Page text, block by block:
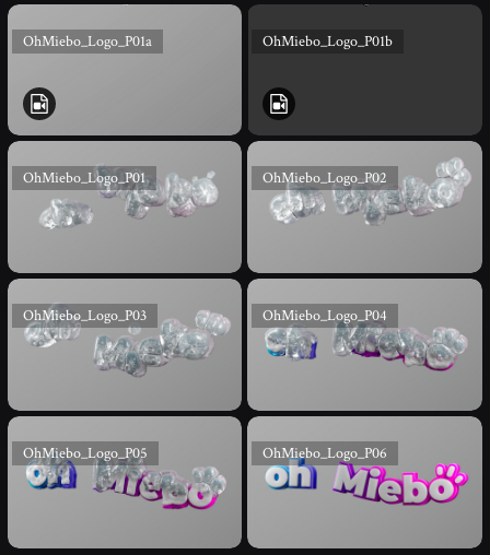
OhMiebo_Logo_P01a
OhMiebo_Logo_P01
OhMiebo_Logo_P03
OhMiebo_Logo_P05
OhMiebo_Logo_P01b
OhMiebo_Logo_P02
OhMiebo_Logo_P04
OhMiebo_Logo_P06